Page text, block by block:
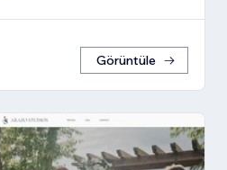
Görüntüle